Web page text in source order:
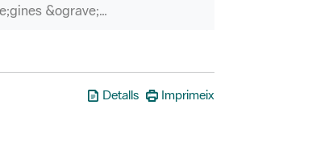
P&agrave;gines &ograve;rfenes
Detalls Imprimeix